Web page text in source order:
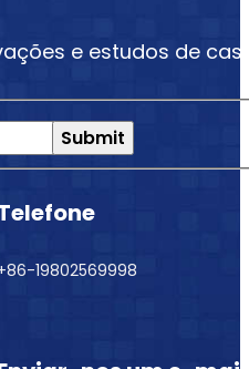
e estudos de
Submit
19802569998